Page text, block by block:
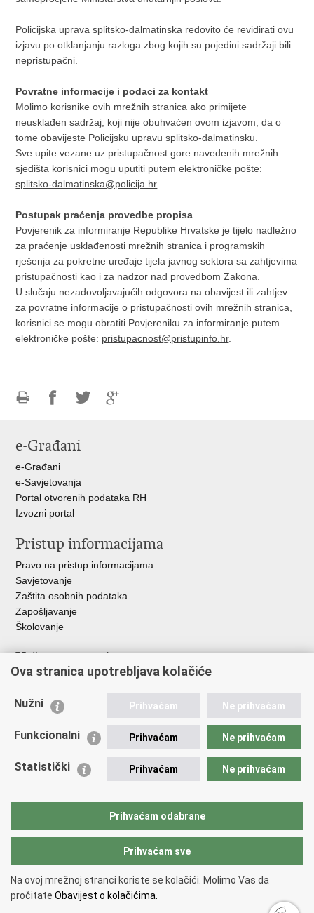
Policijska uprava splitsko-dalmatinska redovito će revidirati ovu
izjavu po otklanjanju razloga zbog kojih su pojedini sadržaji bili
nepristupačni.
Povratne informacije i podaci za kontakt
Molimo korisnike ovih mrežnih stranica ako primijete
neusklađen sadržaj, koji nije obuhvaćen ovom izjavom, da o
tome obavijeste Policijsku upravu splitsko-dalmatinsku.
Sve upite vezane uz pristupačnost gore navedenih mrežnih
sjedišta korisnici mogu uputiti putem elektroničke pošte:
splitsko-dalmatinska@policija.hr
Postupak praćenja provedbe propisa
Povjerenik za informiranje Republike Hrvatske je tijelo nadležno
za praćenje usklađenosti mrežnih stranica i programskih
rješenja za pokretne uređaje tijela javnog sektora sa zahtjevima
pristupačnosti kao i za nadzor nad provedbom Zakona.
U slučaju nezadovoljavajućih odgovora na obavijest ili zahtjev
za povratne informacije o pristupačnosti ovih mrežnih stranica,
korisnici se mogu obratiti Povjereniku za informiranje putem
elektroničke pošte: pristupacnost@pristupinfo.hr.
FacebookuTwitteru
e-Građani
e-Građani
e-Savjetovanja
Portal otvorenih podataka RH
Izvozni portal
Pristup informacijama
Pravo na pristup informacijama
Savjetovanje
Zaštita osobnih podataka
Zapošljavanje
Školovanje
Važne poveznice
Ministarstvo unutarnjih poslova
Udruge
Policijska akademija
Zaklada policijske solidarnosti
Vučetić"
Copyright © 2026 Policijska uprava splitsko-dalmatinska.
korištenja.Izjava o pristupačnosti.
Ova stranica upotrebljava kolačiće
Nužni Prihvaćam Ne prihvaćam
Funkcionalni Prihvaćam Ne prihvaćam
Statistički Prihvaćam Ne prihvaćam
Prihvaćam odabrane
Prihvaćam sve
Na ovoj mrežnoj stranci koriste se kolačići. Molimo Vas da
pročitate Obavijest o kolačićima.